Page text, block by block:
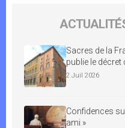
Sacres de la
publie le
2 Juil 2026
Confidences
ami »